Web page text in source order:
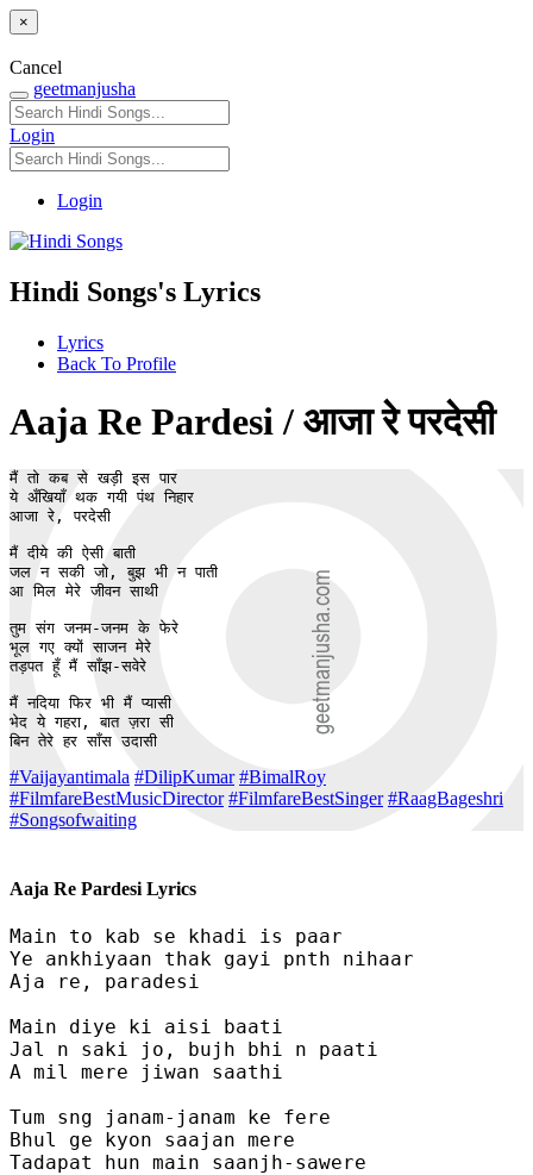
×
Cancel
geetmanjusha
Login
Login
Hindi Songs's Lyrics
Lyrics
Back To Profile
Aaja Re Pardesi / आजा रे परदेसी
मैं तो कब से खड़ी इस पार
ये अँखियाँ थक गयी पंथ निहार
आजा रे, परदेसी
मैं दीये की ऐसी बाती
जल न सकी जो, बुझ भी न पाती
आ मिल मेरे जीवन साथी
तुम संग जनम-जनम के फेरे
भूल गए क्यों साजन मेरे
तड़पत हूँ मैं साँझ-सवेरे
मैं नदिया फिर भी मैं प्यासी
भेद ये गहरा, बात ज़रा सी
बिन तेरे हर साँस उदासी
#Vaijayantimala #DilipKumar #BimalRoy
#FilmfareBestMusicDirector #FilmfareBestSinger #RaagBageshri
#Songsofwaiting
Aaja Re Pardesi Lyrics
Main to kab se khadi is paar
Ye ankhiyaan thak gayi pnth nihaar
Aja re, paradesi
Main diye ki aisi baati
Jal n saki jo, bujh bhi n paati
A mil mere jiwan saathi
Tum sng janam-janam ke fere
Bhul ge kyon saajan mere
Tadapat hun main saanjh-sawere